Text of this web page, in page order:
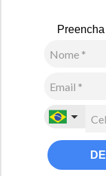
Pantufa Infantil
00
Ver Parcelas